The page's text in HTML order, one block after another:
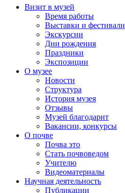
Визит в музей
Время работы
Выставки и фестивали
Экскурсии
Дни рождения
Праздники
Экспозиции
О музее
Новости
Структура
История музея
Отзывы
Музей благодарит
Вакансии, конкурсы
О почве
Почва это
Стать почвоведом
Учителю
Видеоматериалы
Научная деятельность
Публикации